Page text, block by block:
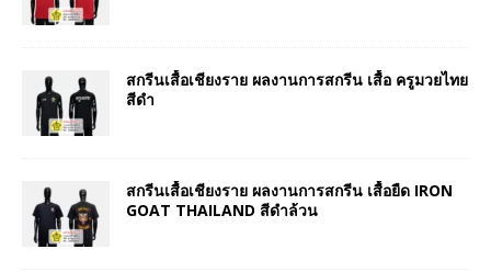
สกรีนเสื้อเชียงราย ผลงานการสกรีน เสื้อ ครูมวยไทย
สีดำ
สกรีนเสื้อเชียงราย ผลงานการสกรีน เสื้อยืด IRON
GOAT THAILAND สีดำล้วน